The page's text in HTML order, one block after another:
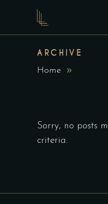
ARCHIVE
Home
Sorry, no posts
criteria.